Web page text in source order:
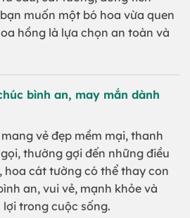
muốn một bó hoa vừa quen
hồng là lựa chọn an toàn và
bình an, may mắn dành
vẻ đẹp mềm mại, thanh
thường gợi đến những điều
hoa cát tường có thể thay con
an, vui vẻ, mạnh khỏe và
trong cuộc sống.